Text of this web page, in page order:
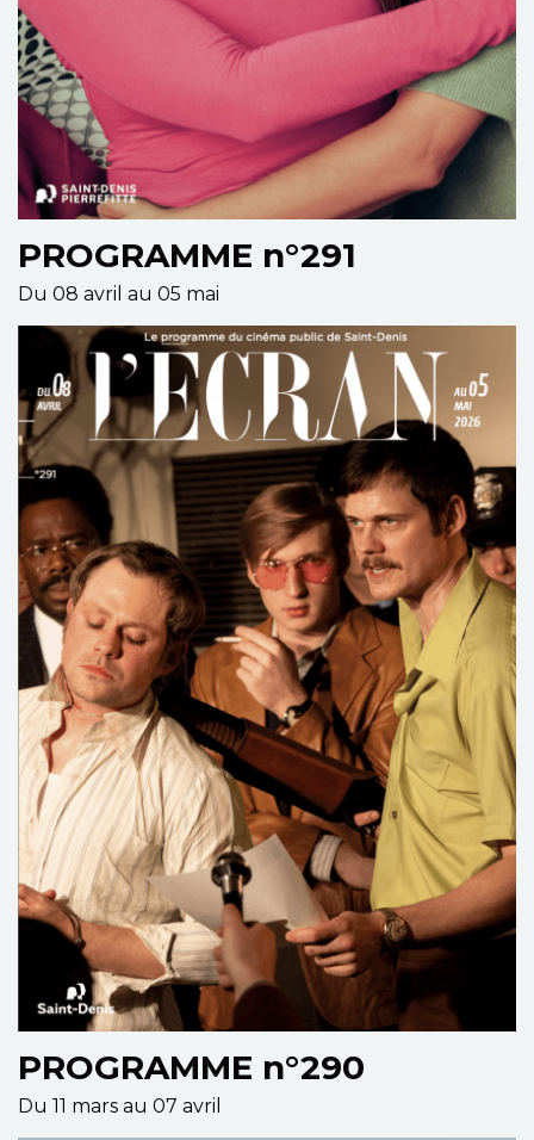
PROGRAMME n°291
Du 08 avril au 05 mai
PROGRAMME n°290
Du 11 mars au 07 avril